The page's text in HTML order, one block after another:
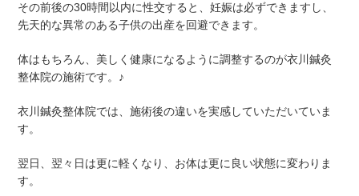
その前後の30時間以内に性交すると、妊娠は必ずできますし、
先天的な異常のある子供の出産を回避できます。
体はもちろん、美しく健康になるように調整するのが衣川鍼灸
整体院の施術です。♪
衣川鍼灸整体院では、施術後の違いを実感していただいていま
す。
翌日、翌々日は更に軽くなり、お体は更に良い状態に変わりま
す。